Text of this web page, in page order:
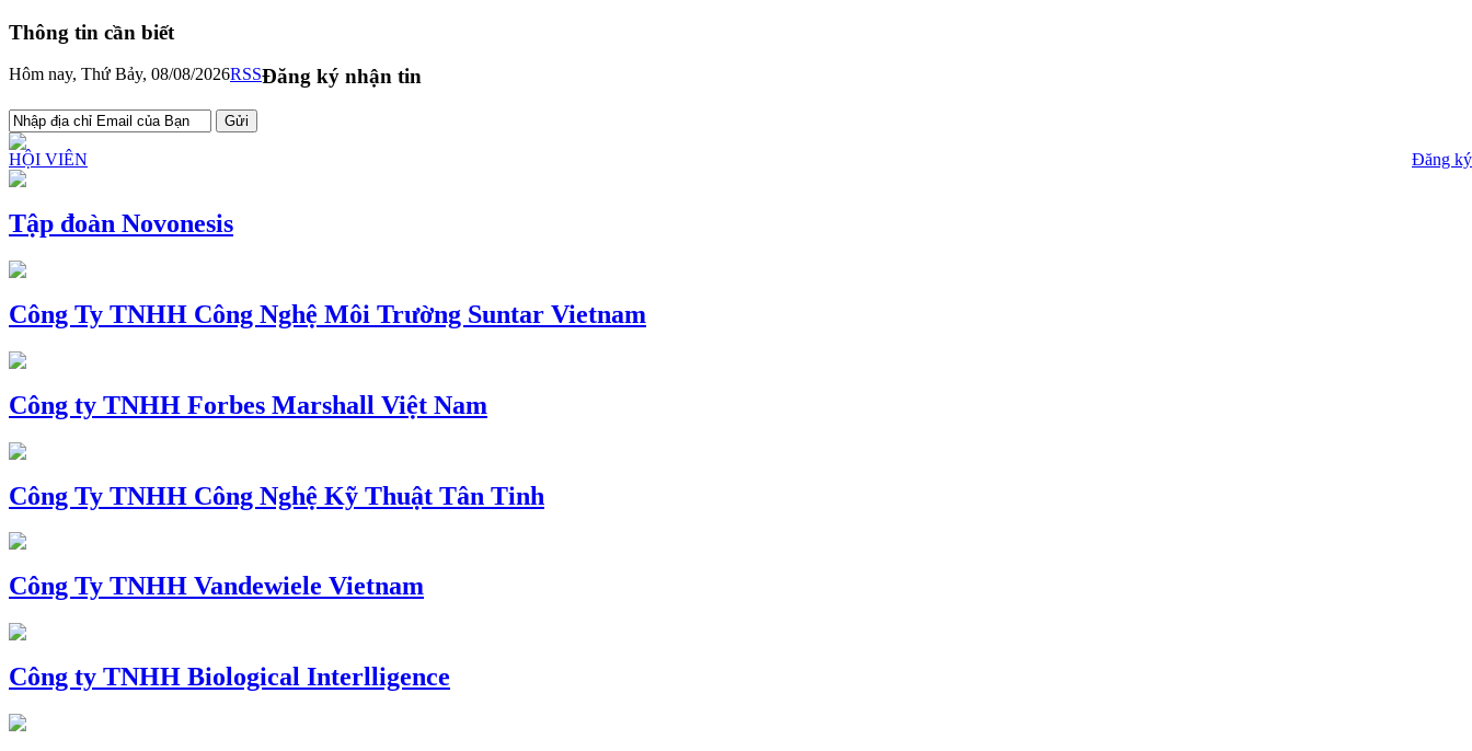
Thông tin cần biết
Hôm nay, Thứ Bảy, 08/08/2026RSSĐăng ký nhận tin
HỘI VIÊN Đăng ký
Tập đoàn Novonesis
Công Ty TNHH Công Nghệ Môi Trường Suntar Vietnam
Công ty TNHH Forbes Marshall Việt Nam
Công Ty TNHH Công Nghệ Kỹ Thuật Tân Tinh
Công Ty TNHH Vandewiele Vietnam
Công ty TNHH Biological Interlligence